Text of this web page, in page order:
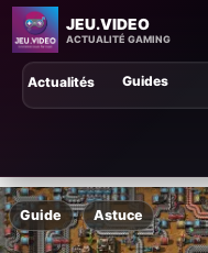
JEU.VIDEO
ACTUALITÉ GAMING
Guides
Actualités
Guide Astuce